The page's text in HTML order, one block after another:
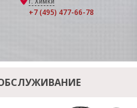
+7 (495) 477-66-78